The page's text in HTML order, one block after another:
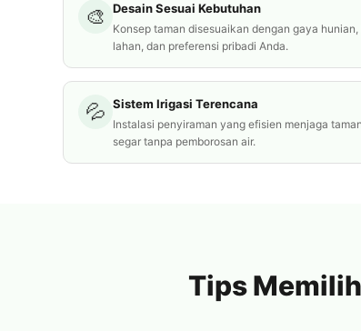
🎨 Desain Sesuai Kebutuhan
Konsep taman disesuaikan dengan gaya hunian,
lahan, dan preferensi pribadi Anda.
💦 Sistem Irigasi Terencana
Instalasi penyiraman yang efisien menjaga
segar tanpa pemborosan air.
Tips